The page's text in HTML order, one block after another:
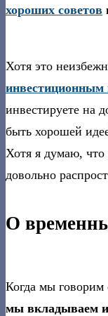
хороших советов
Хотя это
инвестиционным
инвестируете на
быть хорошей
Хотя я думаю, что
довольно
О
Когда мы говорим
мы вкладываем и